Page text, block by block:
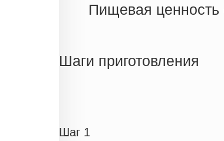
Пищевая
Белки
Шаги приготовления
Шаг 1